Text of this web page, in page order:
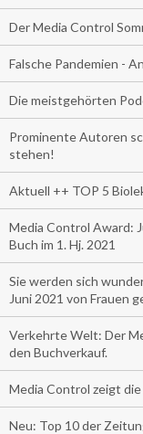
Der Media Control
Falsche Pandemien -
Die meistgehörten
Prominente Autoren
stehen!
Aktuell ++ TOP 5
Media Control Award:
Buch im 1. Hj. 2021
Sie werden sich
Juni 2021 von Frauen
Verkehrte Welt: Der
den Buchverkauf.
Media Control zeigt
Neu: Top 10 der